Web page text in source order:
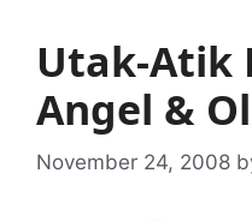
Utak-Atik
Angel &
November 24, 2008